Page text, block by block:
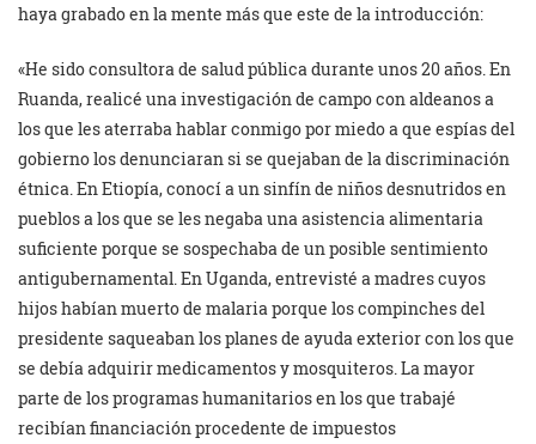
haya grabado en la mente más que este de la introducción:
«He sido consultora de salud pública durante unos 20 años. En
Ruanda, realicé una investigación de campo con aldeanos a
los que les aterraba hablar conmigo por miedo a que espías del
gobierno los denunciaran si se quejaban de la discriminación
étnica. En Etiopía, conocí a un sinfín de niños desnutridos en
pueblos a los que se les negaba una asistencia alimentaria
suficiente porque se sospechaba de un posible sentimiento
antigubernamental. En Uganda, entrevisté a madres cuyos
hijos habían muerto de malaria porque los compinches del
presidente saqueaban los planes de ayuda exterior con los que
se debía adquirir medicamentos y mosquiteros. La mayor
parte de los programas humanitarios en los que trabajé
recibían financiación procedente de impuestos